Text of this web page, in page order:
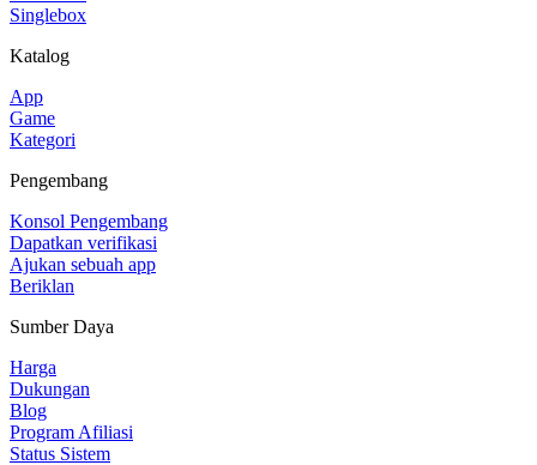
Singlebox
Katalog
App
Game
Kategori
Pengembang
Konsol Pengembang
Dapatkan verifikasi
Ajukan sebuah app
Beriklan
Sumber Daya
Harga
Dukungan
Blog
Program Afiliasi
Status Sistem